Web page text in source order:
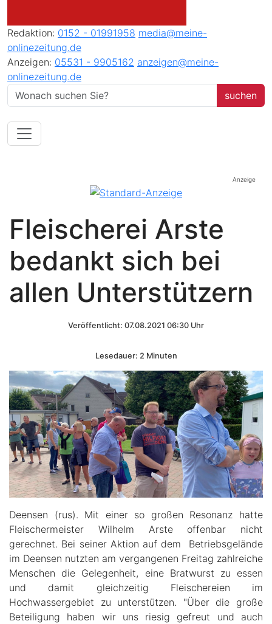
Redaktion: 0152 - 01991958 media@meine-
onlinezeitung.de
Anzeigen: 05531 - 9905162 anzeigen@meine-
onlinezeitung.de
Anzeige
Fleischerei Arste
bedankt sich bei
allen Unterstützern
Veröffentlicht: 07.08.2021 06:30 Uhr
Lesedauer: 2 Minuten
Deensen (rus). Mit einer so großen Resonanz hatte
Fleischermeister Wilhelm Arste offenbar nicht
gerechnet. Bei seiner Aktion auf dem Betriebsgelände
im Deensen nutzten am vergangenen Freitag zahlreiche
Menschen die Gelegenheit, eine Bratwurst zu essen
und damit gleichzeitig Fleischereien im
Hochwassergebiet zu unterstützen. "Über die große
Beteiligung haben wir uns riesig gefreut und auch